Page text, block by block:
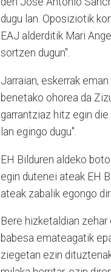
dugu lan. Oposiziotik
EAJ alderditik Mari
sortzen dugun".
Jarraian, eskerrak
benetako ohorea da
garrantziaz hitz egin
lan egingo dugu".
EH Bilduren aldeko
egin dutenei ateak EH
ateak zabalik egongo
Bere hizketaldian
babesa emateagatik
ziegetan ezin